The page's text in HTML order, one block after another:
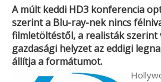
A múlt keddi HD3 konferencia
szerint a Blu-ray-nek nincs
filmletöltéstől, a realisták szerint
gazdasági helyzet az eddigi
állítja a formátumot.